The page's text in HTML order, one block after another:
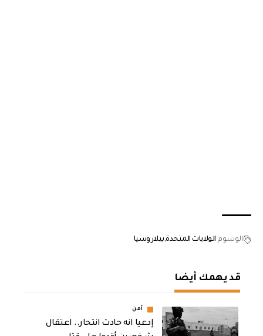
الوسوم الولايات المتحدة بيلاروسيا
قد يهمك أيضا
أمن
إدعيا انه حادث انتحار.. اعتقال